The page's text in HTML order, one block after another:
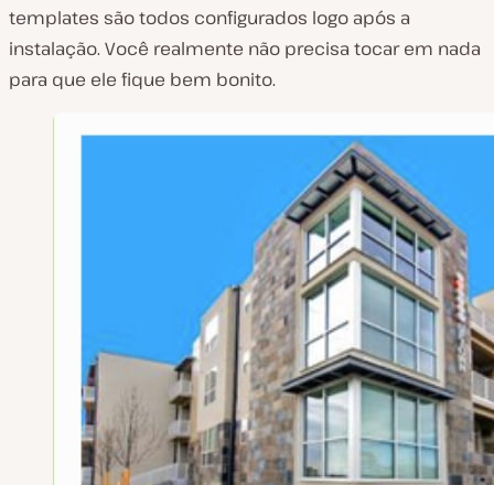
templates são todos configurados logo após a
instalação. Você realmente não precisa tocar em nada
para que ele fique bem bonito.